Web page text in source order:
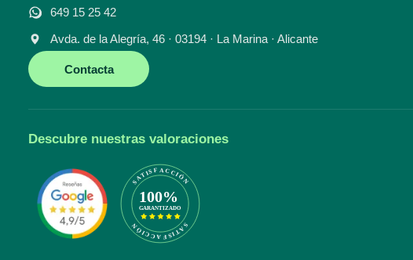
649 15 25 42
Avda. de la Alegría, 46 · 03194 · La Marina · Alicante
Contacta
Descubre nuestras valoraciones